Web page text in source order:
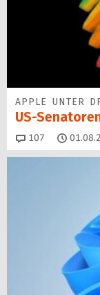
APPLE UNTER
US-
107 Kommentare